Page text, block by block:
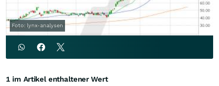
Foto: lynx-analysen
1 im Artikel enthaltener Wert